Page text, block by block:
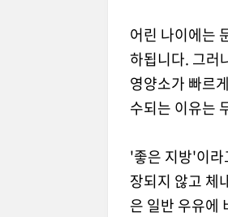
어린 나이에는
하됩니다. 그러
영양소가 빠르
수되는 이유는
'좋은 지방'이
장되지 않고 체
은 일반 우유에